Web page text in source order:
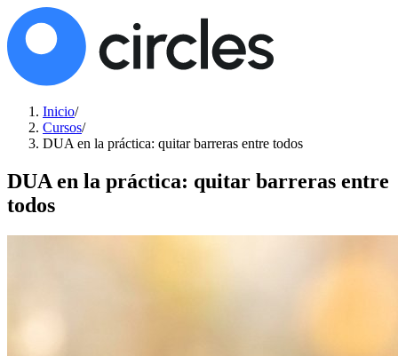
Inicio/
Cursos/
DUA en la práctica: quitar barreras entre todos
DUA en la práctica: quitar barreras entre
todos